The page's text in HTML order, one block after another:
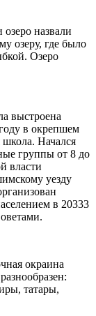
назвали
озеру, где было
Озеро
выстроена
в окрепшем
школа. Начался
группы от 8 до
власти
уезду
в 20333
окраина
татары,